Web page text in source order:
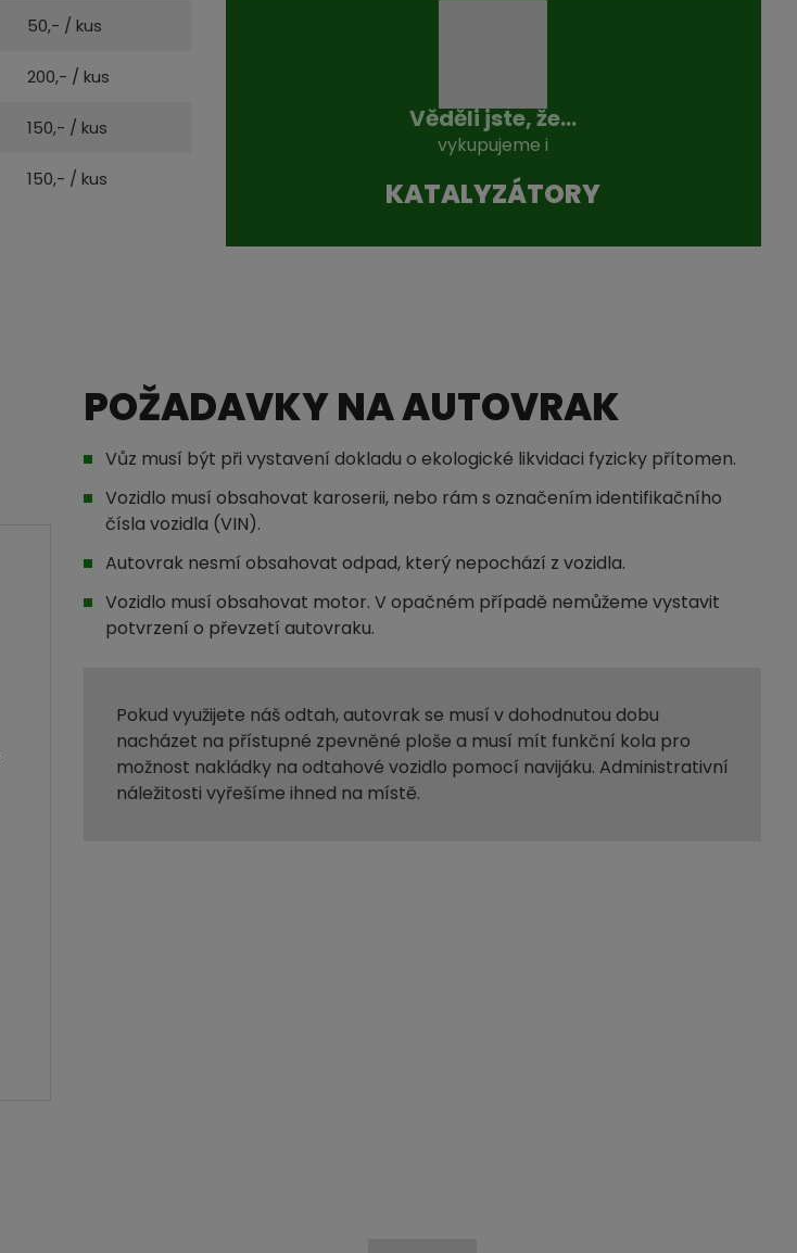
50,- / kus
200,- / kus
150,- / kus
150,- / kus
Věděli jste, že...
vykupujeme i
KATALYZÁTO­RY
POŽADAVKY NA AUTOVRAK
Vůz musí být při vystavení dokladu o ekologické likvidaci fyzicky přítomen.
Vozidlo musí obsahovat karoserii, nebo rám s označením identifikačního
čísla vozidla (VIN).
Autovrak nesmí obsahovat odpad, který nepochází z vozidla.
Vozidlo musí obsahovat motor. V opačném případě nemůžeme vystavit
potvrzení o převzetí autovraku.
Pokud využijete náš odtah, autovrak se musí v dohodnutou dobu
nacházet na přístupné zpevněné ploše a musí mít funkční kola pro
možnost nakládky na odtahové vozidlo pomocí navijáku. Administrativní
náležitosti vyřešíme ihned na místě.